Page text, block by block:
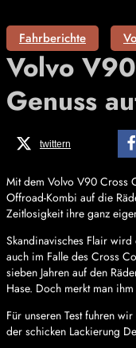
Fahrberichte
Volvo
Genuss
twittern
Mit dem Volvo V90 Cross
Offroad-Kombi auf die
Zeitlosigkeit ihre ganz
Skandinavisches Flair
auch im Falle des Cross
sieben Jahren auf den
Hase. Doch merkt man
Für unseren Test fuhren
der schicken Lackierung